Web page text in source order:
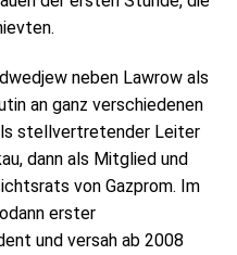
neben Lawrow als
an ganz verschiedenen
stellvertretender Leiter
dann als Mitglied und
von Gazprom. Im
erster
und versah ab 2008